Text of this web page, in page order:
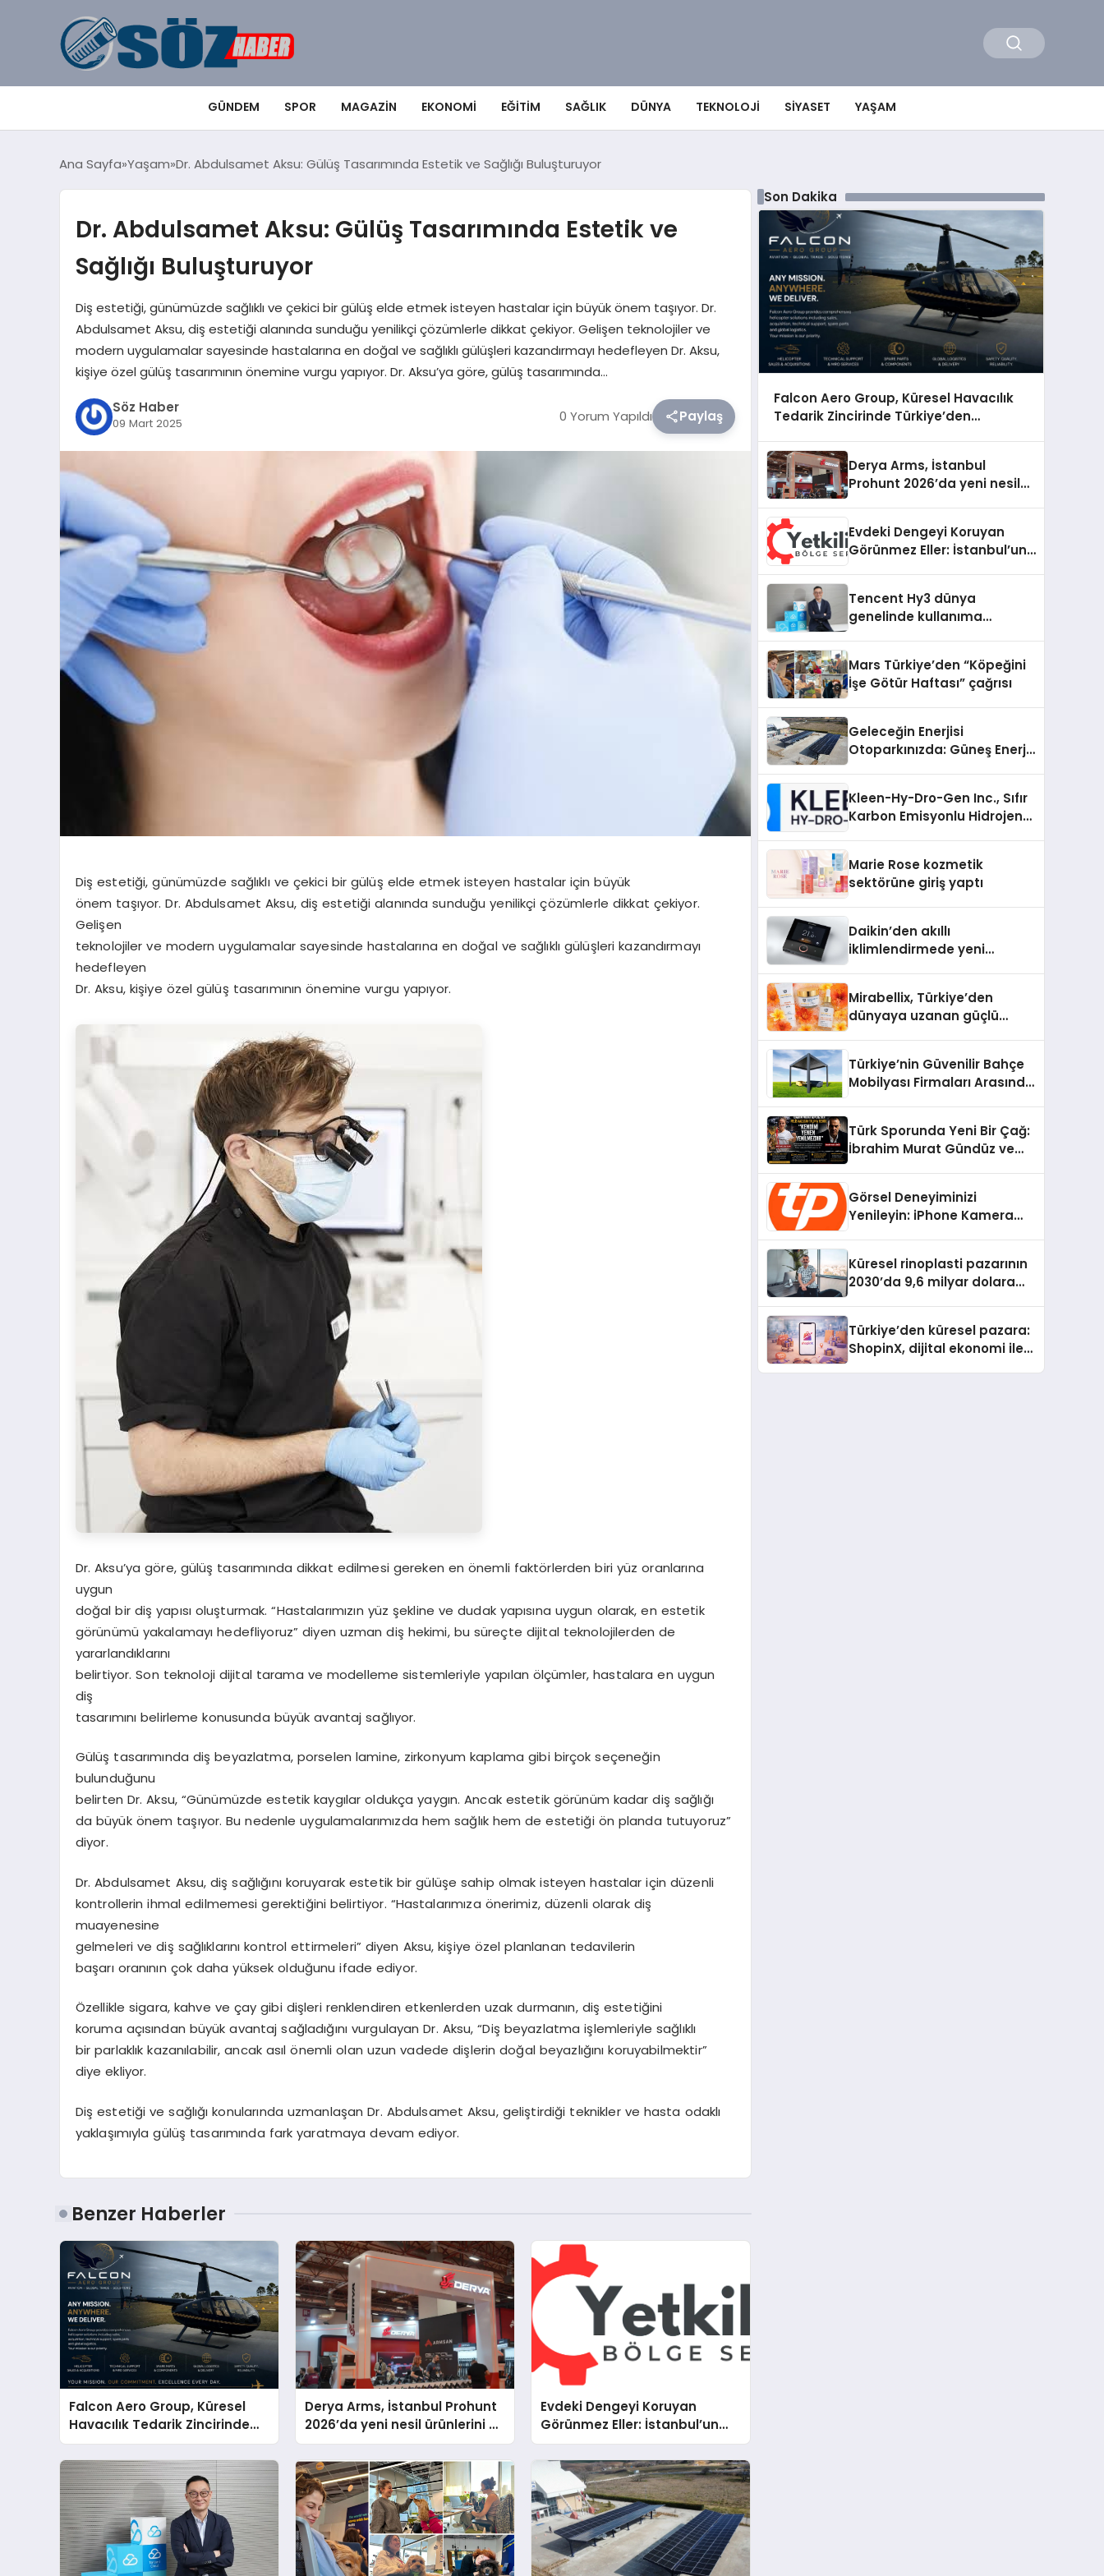
GÜNDEM SPOR MAGAZIN EKONOMI EĞITIM SAĞLIK DÜNYA TEKNOLOJI SIYASET YAŞAM
Ana Sayfa Yaşam Dr. Abdulsamet Aksu: Gülüş Tasarımında Estetik ve Sağlığı Buluşturuyor
Dr. Abdulsamet Aksu: Gülüş Tasarımında Estetik ve
Sağlığı Buluşturuyor
Diş estetiği, günümüzde sağlıklı ve çekici bir gülüş elde etmek isteyen hastalar için büyük önem taşıyor. Dr.
Abdulsamet Aksu, diş estetiği alanında sunduğu yenilikçi çözümlerle dikkat çekiyor. Gelişen teknolojiler ve
modern uygulamalar sayesinde hastalarına en doğal ve sağlıklı gülüşleri kazandırmayı hedefleyen Dr. Aksu,
kişiye özel gülüş tasarımının önemine vurgu yapıyor. Dr. Aksu’ya göre, gülüş tasarımında…
Söz Haber
09 Mart 2025 0 Yorum Yapıldı Paylaş
Diş estetiği, günümüzde sağlıklı ve çekici bir gülüş elde etmek isteyen hastalar için büyük
önem taşıyor. Dr. Abdulsamet Aksu, diş estetiği alanında sunduğu yenilikçi çözümlerle dikkat çekiyor.
Gelişen
teknolojiler ve modern uygulamalar sayesinde hastalarına en doğal ve sağlıklı gülüşleri kazandırmayı
hedefleyen
Dr. Aksu, kişiye özel gülüş tasarımının önemine vurgu yapıyor.
Dr. Aksu’ya göre, gülüş tasarımında dikkat edilmesi gereken en önemli faktörlerden biri yüz oranlarına
uygun
doğal bir diş yapısı oluşturmak. “Hastalarımızın yüz şekline ve dudak yapısına uygun olarak, en estetik
görünümü yakalamayı hedefliyoruz” diyen uzman diş hekimi, bu süreçte dijital teknolojilerden de
yararlandıklarını
belirtiyor. Son teknoloji dijital tarama ve modelleme sistemleriyle yapılan ölçümler, hastalara en uygun
diş
tasarımını belirleme konusunda büyük avantaj sağlıyor.
Gülüş tasarımında diş beyazlatma, porselen lamine, zirkonyum kaplama gibi birçok seçeneğin
bulunduğunu
belirten Dr. Aksu, “Günümüzde estetik kaygılar oldukça yaygın. Ancak estetik görünüm kadar diş sağlığı
da büyük önem taşıyor. Bu nedenle uygulamalarımızda hem sağlık hem de estetiği ön planda tutuyoruz”
diyor.
Dr. Abdulsamet Aksu, diş sağlığını koruyarak estetik bir gülüşe sahip olmak isteyen hastalar için düzenli
kontrollerin ihmal edilmemesi gerektiğini belirtiyor. “Hastalarımıza önerimiz, düzenli olarak diş
muayenesine
gelmeleri ve diş sağlıklarını kontrol ettirmeleri” diyen Aksu, kişiye özel planlanan tedavilerin
başarı oranının çok daha yüksek olduğunu ifade ediyor.
Özellikle sigara, kahve ve çay gibi dişleri renklendiren etkenlerden uzak durmanın, diş estetiğini
koruma açısından büyük avantaj sağladığını vurgulayan Dr. Aksu, “Diş beyazlatma işlemleriyle sağlıklı
bir parlaklık kazanılabilir, ancak asıl önemli olan uzun vadede dişlerin doğal beyazlığını koruyabilmektir”
diye ekliyor.
Diş estetiği ve sağlığı konularında uzmanlaşan Dr. Abdulsamet Aksu, geliştirdiği teknikler ve hasta odaklı
yaklaşımıyla gülüş tasarımında fark yaratmaya devam ediyor.
Benzer Haberler
Falcon Aero Group, Küresel
Havacılık Tedarik Zincirinde
Türkiye’den Dünyaya Açılıyor
Derya Arms, İstanbul Prohunt
2026’da yeni nesil ürünlerini ve
global marka vizyonunu
sergiledi
Evdeki Dengeyi Koruyan
Görünmez Eller: İstanbul’un
Beş Farklı Semtinde Teknik
Servis Gerçeği
Son Dakika
Falcon Aero Group, Küresel Havacılık
Tedarik Zincirinde Türkiye’den
Derya Arms, İstanbul
Prohunt 2026’da yeni nesil
Evdeki Dengeyi Koruyan
Görünmez Eller: İstanbul’un
Tencent Hy3 dünya
genelinde kullanıma
Mars Türkiye’den “Köpeğini
İşe Götür Haftası” çağrısı
Geleceğin Enerjisi
Otoparkınızda: Güneş Enerjili
Kleen-Hy-Dro-Gen Inc., Sıfır
Karbon Emisyonlu Hidrojen
Aldı
Marie Rose kozmetik
sektörüne giriş yaptı
Daikin’den akıllı
iklimlendirmede yeni
Mirabellix, Türkiye’den
dünyaya uzanan güçlü
Türkiye’nin Güvenilir Bahçe
Mobilyası Firmaları Arasında
Türk Sporunda Yeni Bir Çağ:
İbrahim Murat Gündüz ve
Görsel Deneyiminizi
Yenileyin: iPhone Kamera
Küresel rinoplasti pazarının
2030’da 9,6 milyar dolara
Türkiye’den küresel pazara:
ShopinX, dijital ekonomi ile